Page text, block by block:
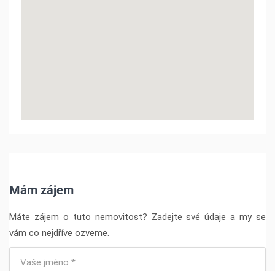
Mám zájem
Máte zájem o tuto nemovitost? Zadejte své údaje a my se
vám co nejdříve ozveme.